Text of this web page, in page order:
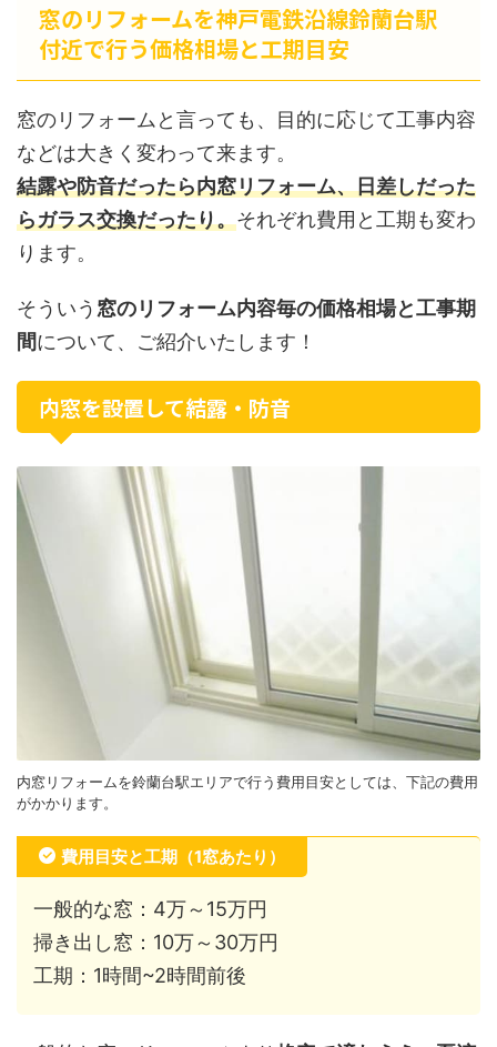
窓のリフォームを神戸電鉄沿線鈴蘭台駅
付近で行う価格相場と工期目安
窓のリフォームと言っても、目的に応じて工事内容
などは大きく変わって来ます。
結露や防音だったら内窓リフォーム、日差しだった
らガラス交換だったり。それぞれ費用と工期も変わ
ります。
そういう 窓のリフォーム内容毎の価格相場と工事期
間について、ご紹介いたします！
内窓を設置して結露・防音
内窓リフォームを鈴蘭台駅エリアで行う費用目安としては、下記の費用
がかかります。
費用目安と工期（1窓あたり）
一般的な窓：4万～15万円
掃き出し窓：10万～30万円
工期：1時間~2時間前後